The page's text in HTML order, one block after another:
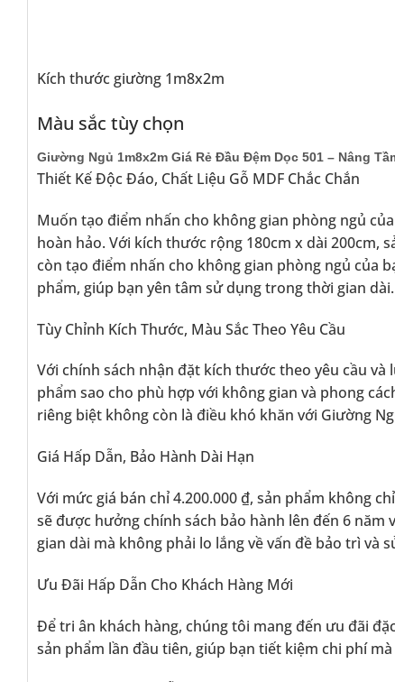
Kích thước giường 1m8x2m
Màu sắc tùy chọn
Giường Ngủ 1m8x2m Giá Rẻ Đầu Đệm Dọc 501 – Nâng
Thiết Kế Độc Đáo, Chất Liệu Gỗ MDF Chắc Chắn
Muốn tạo điểm nhấn cho không gian phòng ngủ
hoàn hảo. Với kích thước rộng 180cm x dài 200cm,
còn tạo điểm nhấn cho không gian phòng ngủ của
phẩm, giúp bạn yên tâm sử dụng trong thời gian dài.
Tùy Chỉnh Kích Thước, Màu Sắc Theo Yêu Cầu
Với chính sách nhận đặt kích thước theo yêu cầu
phẩm sao cho phù hợp với không gian và phong
riêng biệt không còn là điều khó khăn với Giường
Giá Hấp Dẫn, Bảo Hành Dài Hạn
Với mức giá bán chỉ 4.200.000 ₫, sản phẩm không
sẽ được hưởng chính sách bảo hành lên đến 6
gian dài mà không phải lo lắng về vấn đề bảo trì và
Ưu Đãi Hấp Dẫn Cho Khách Hàng Mới
Để tri ân khách hàng, chúng tôi mang đến ưu đãi
sản phẩm lần đầu tiên, giúp bạn tiết kiệm chi phí